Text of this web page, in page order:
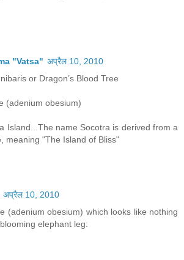
"Vatsa" अप्रैल 10, 2010
or Dragon’s Blood Tree
(adenium obesium)
Island...The name Socotra is derived from a
meaning "The Island of Bliss"
अप्रैल 10, 2010
(adenium obesium) which looks like nothing
elephant leg: